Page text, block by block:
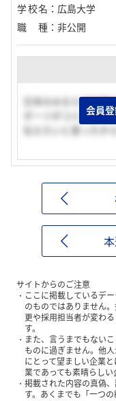
学校名 ： 広島大学
職種 ： 非公開
日本のみならず世界
ポーツがコミュニ
伝えたいと思ったから
会員
サイトからのご注意
ここに掲載しているデ
のものではありません
更や採用担当者が変わ
す。
また、言うまでもない
ものに過ぎません。他
にとって望ましい企業
業であっても素晴らしい
掲載された内容の真偽
す。あくまでも「一つ